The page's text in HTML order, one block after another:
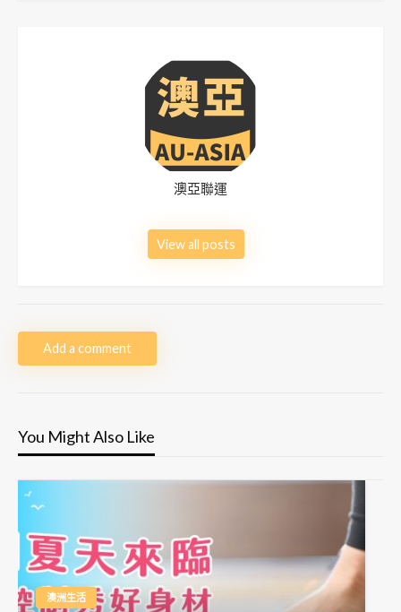
澳亞聯運
View all posts
Add a comment
You Might Also Like
澳洲生活